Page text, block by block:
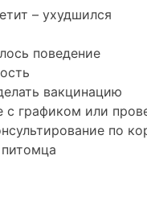
– ухудшился
поведение
вакцинацию
с графиком или
по